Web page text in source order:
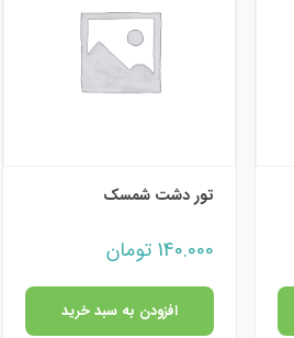
تور دشت شمسک
140.000 تومان
افزودن به سبد خرید